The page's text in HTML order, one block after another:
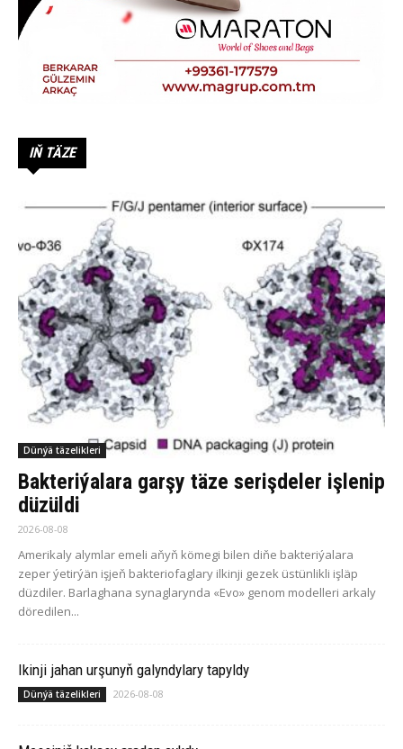
IŇ TÄZE
Dünýä täzelikleri
Bakteriýalara garşy täze serişdeler işlenip
düzüldi
2026-08-08
Amerikaly alymlar emeli aňyň kömegi bilen diňe bakteriýalara
zeper ýetirýän işjeň bakteriofaglary ilkinji gezek üstünlikli işläp
düzdiler. Barlaghana synaglarynda «Evo» genom modelleri arkaly
döredilen...
Ikinji jahan urşunyň galyndylary tapyldy
Dünýä täzelikleri 2026-08-08